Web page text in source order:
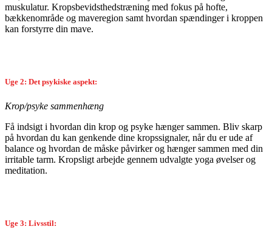
muskulatur. Kropsbevidsthedstræning med fokus på hofte,
bækkenområde og maveregion samt hvordan spændinger i kroppen
kan forstyrre din mave.
Uge 2: Det psykiske aspekt:
Krop/psyke sammenhæng
Få indsigt i hvordan din krop og psyke hænger sammen. Bliv skarp
på hvordan du kan genkende dine kropssignaler, når du er ude af
balance og hvordan de måske påvirker og hænger sammen med din
irritable tarm. Kropsligt arbejde gennem udvalgte yoga øvelser og
meditation.
Uge 3: Livsstil: